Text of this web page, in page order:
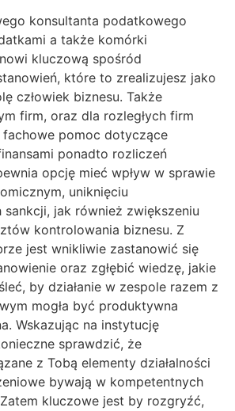
konsultanta podatkowego
a także komórki
kluczową spośród
które to zrealizujesz jako
człowiek biznesu. Także
firm, oraz dla rozległych firm
pomoc dotyczące
ponadto rozliczeń
opcję mieć wpływ w sprawie
uniknięciu
sankcji, jak również zwiększeniu
kontrolowania biznesu. Z
jest wnikliwie zastanowić się
oraz zgłębić wiedzę, jakie
by działanie w zespole razem z
mogła być produktywna
Wskazując na instytucję
sprawdzić, że
z Tobą elementy działalności
bywają w kompetentnych
kluczowe jest by rozgryźć,